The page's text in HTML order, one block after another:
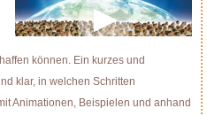
können. Ein kurzes und
klar, in welchen Schritten
Animationen, Beispielen und anhand